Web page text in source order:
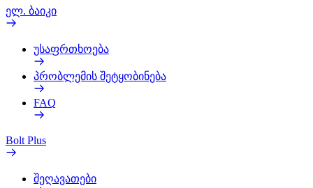
ელ. ბაიკი
უსაფრთხოება
პრობლემის შეტყობინება
FAQ
Bolt Plus
შეღავათები